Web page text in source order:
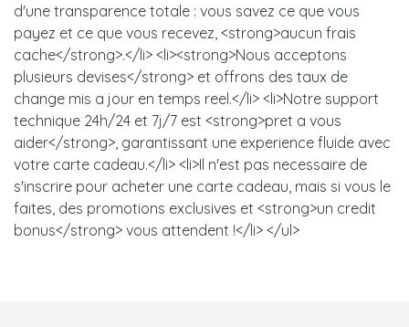
d'une transparence totale : vous savez ce que vous
payez et ce que vous recevez, <strong>aucun frais
cache</strong>.</li> <li><strong>Nous acceptons
plusieurs devises</strong> et offrons des taux de
change mis a jour en temps reel.</li> <li>Notre support
technique 24h/24 et 7j/7 est <strong>pret a vous
aider</strong>, garantissant une experience fluide avec
votre carte cadeau.</li> <li>Il n'est pas necessaire de
s'inscrire pour acheter une carte cadeau, mais si vous le
faites, des promotions exclusives et <strong>un credit
bonus</strong> vous attendent !</li> </ul>